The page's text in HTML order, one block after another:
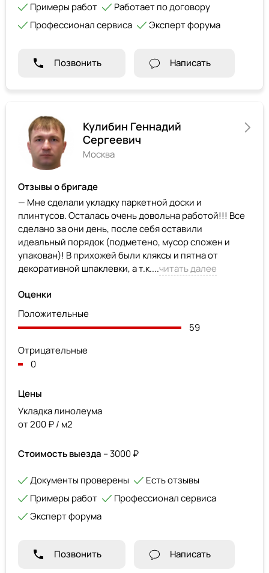
Примеры работ
Работает по договору
Профессионал сервиса
Эксперт форума
Позвонить Написать
Кулибин Геннадий
Сергеевич
Москва
Отзывы о бригаде
— Мне сделали укладку паркетной доски и
плинтусов. Осталась очень довольна работой!!! Все
сделано за они день, после себя оставили
идеальный порядок (подметено, мусор сложен и
упакован)! В прихожей были кляксы и пятна от
декоративной шпаклевки, а т.к....читать далее
Оценки
Положительные
59
Отрицательные
0
Цены
Укладка линолеума
от 200 ₽ / м2
Стоимость выезда – 3000 ₽
Документы проверены
Есть отзывы
Примеры работ
Профессионал сервиса
Эксперт форума
Позвонить Написать